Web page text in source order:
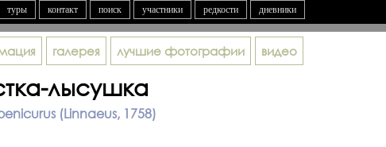
туры контакт поиск участники редкости дневники
галерея лучшие фотографии видео
лысушка
(Linnaeus, 1758)